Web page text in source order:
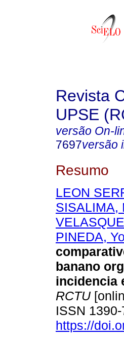
Revista
UPSE
versão On-
7697versão
Resumo
LEON
SISALIMA,
PINEDA,
banano
incidencia
RCTU
ISSN
https://